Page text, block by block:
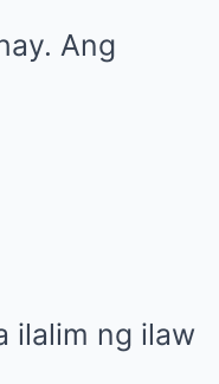
Ang
ilalim ng ilaw